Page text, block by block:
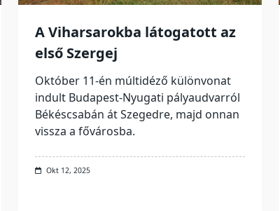
A Viharsarokba látogatott az
első Szergej
Október 11-én múltidéző különvonat
indult Budapest-Nyugati pályaudvarról
Békéscsabán át Szegedre, majd onnan
vissza a fővárosba.
Okt 12, 2025